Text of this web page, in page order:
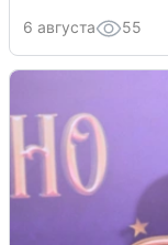
6 августа 55